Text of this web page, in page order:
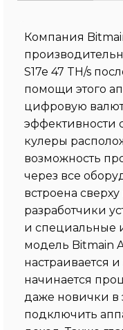
Компания
S17e 47 TH/s
помощи этого
цифровую
эффективности
кулеры
возможность
через все
встроена
разработчики
и специальные
модель Bitmain
настраивается и
начинается
даже новички в
подключить